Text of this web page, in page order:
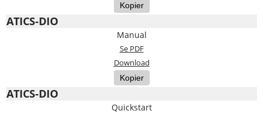
Kopier
ATICS-DIO
Manual
Se PDF
Download
Kopier
ATICS-DIO
Quickstart